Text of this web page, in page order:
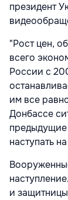
президент
"Рост цен,
всего
России с
им все
Донбассе
предыдущие
наступать
и